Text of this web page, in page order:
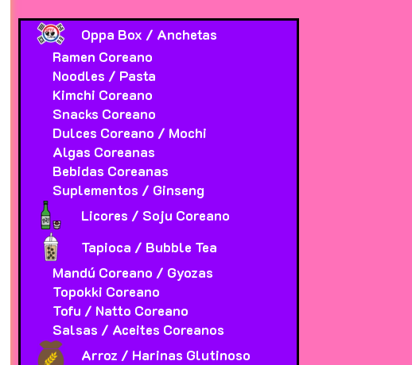
Oppa Box / Anchetas
Ramen Coreano
Noodles / Pasta
Kimchi Coreano
Snacks Coreano
Dulces Coreano / Mochi
Algas Coreanas
Bebidas Coreanas
Suplementos / Ginseng
Licores / Soju Coreano
Tapioca / Bubble Tea
Mandú Coreano / Gyozas
Topokki Coreano
Tofu / Natto Coreano
Salsas / Aceites Coreanos
Arroz / Harinas Glutinoso